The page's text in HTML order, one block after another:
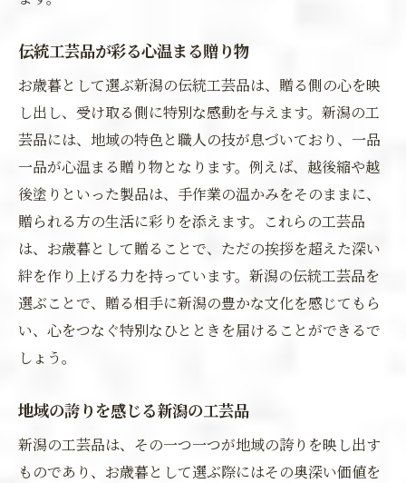
伝統工芸品が彩る心温まる贈り物
お歳暮として選ぶ新潟の伝統工芸品は、贈る側の心を映
し出し、受け取る側に特別な感動を与えます。新潟の工
芸品には、地域の特色と職人の技が息づいており、一品
一品が心温まる贈り物となります。例えば、越後縮や越
後塗りといった製品は、手作業の温かみをそのままに、
贈られる方の生活に彩りを添えます。これらの工芸品
は、お歳暮として贈ることで、ただの挨拶を超えた深い
絆を作り上げる力を持っています。新潟の伝統工芸品を
選ぶことで、贈る相手に新潟の豊かな文化を感じてもら
い、心をつなぐ特別なひとときを届けることができるで
しょう。
地域の誇りを感じる新潟の工芸品
新潟の工芸品は、その一つ一つが地域の誇りを映し出す
ものであり、お歳暮として選ぶ際にはその奥深い価値を